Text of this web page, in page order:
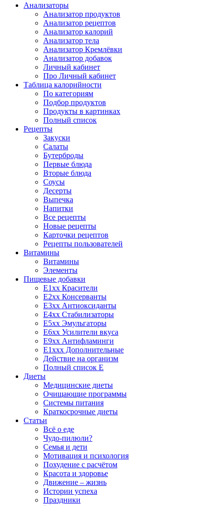
Анализаторы
Анализатор продуктов
Анализатор рецептов
Анализатор калорий
Анализатор тела
Анализатор Кремлёвки
Анализатор добавок
Личный кабинет
Про Личный кабинет
Таблица калорийности
По категориям
Подбор продуктов
Продукты в картинках
Полный список
Рецепты
Закуски
Салаты
Бутерброды
Первые блюда
Вторые блюда
Соусы
Десерты
Выпечка
Напитки
Все рецепты
Новые рецепты
Карточки рецептов
Рецепты пользователей
Витамины
Витамины
Элементы
Пищевые добавки
E1xx Красители
E2xx Консерванты
E3xx Антиоксиданты
E4xx Стабилизаторы
E5xx Эмульгаторы
E6xx Усилители вкуса
E9xx Антифламинги
E1xxx Дополнительные
Действие на организм
Полный список E
Диеты
Медицинские диеты
Очищающие программы
Системы питания
Краткосрочные диеты
Статьи
Всё о еде
Чудо-пилюли?
Семья и дети
Мотивация и психология
Похудение с расчётом
Красота и здоровье
Движение – жизнь
Истории успеха
Праздники